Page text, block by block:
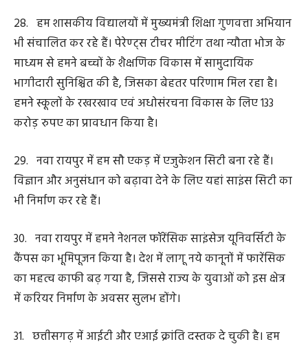
50 हजार छात्र-छात्राओं तक पहुंच बनाएंगे। राज्य में हमने 150
स्टार्टअप स्थापित करने का लक्ष्य रखा है।
35. ईज ऑफ लिविंग के साथ ही स्पीड ऑफ बिजनेस की ओर
बढ़ते हुए हमने 350 से अधिक रिफॉर्म किये हैं। सिंगल विंडो सिस्टम
से प्रदेश में निवेश सरल, सहज और पारदर्शी हो गया है।
36. नई औद्योगिक नीति की बुनियाद पर विकसित छत्तीसगढ़ की
भव्य इमारत तैयार होगी। नई औद्योगिक नीति में हमने सबसे ज्यादा
जोर पॉवर सेक्टर पर दिया है। इस सेक्टर में हमें 3 लाख करोड़ रुपए
भारत का पावर हाउस बनेगा।
37. निवेशकों के लिए छत्तीसगढ़ पसंदीदा राज्य बन चुका है। हमने
दिल्ली, मुंबई, बेंगलुरू के साथ ही रायपुर में भी इन्वेस्टर्स समिट
रुपए के निवेश प्रस्ताव हमें मिल चुके हैं।